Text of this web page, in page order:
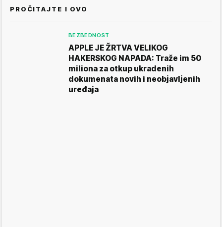
PROČITAJTE I OVO
BEZBEDNOST
APPLE JE ŽRTVA VELIKOG
HAKERSKOG NAPADA: Traže im 50
miliona za otkup ukradenih
dokumenata novih i neobjavljenih
uređaja